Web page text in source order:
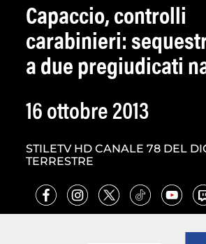
Capaccio, controlli
carabinieri:
a due pregiudicati
16 ottobre 2013
STILETV HD CANALE 78 DEL
TERRESTRE